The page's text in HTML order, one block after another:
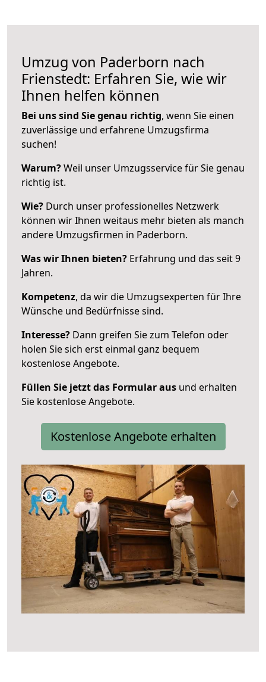
Umzug von Paderborn nach
Frienstedt: Erfahren Sie, wie wir
Ihnen helfen können
Bei uns sind Sie genau richtig, wenn Sie einen
zuverlässige und erfahrene Umzugsfirma
suchen!
Warum?Weil unser Umzugsservice für Sie genau
richtig ist.
Wie? Durch unser professionelles Netzwerk
können wir Ihnen weitaus mehr bieten als manch
andere Umzugsfirmen in Paderborn.
Was wir Ihnen bieten? Erfahrung und das seit 9
Jahren.
Kompetenz, da wir die Umzugsexperten für Ihre
Wünsche und Bedürfnisse sind.
Interesse? Dann greifen Sie zum Telefon oder
holen Sie sich erst einmal ganz bequem
kostenlose Angebote.
Füllen Sie jetzt das Formular aus und erhalten
Sie kostenlose Angebote.
Kostenlose Angebote erhalten